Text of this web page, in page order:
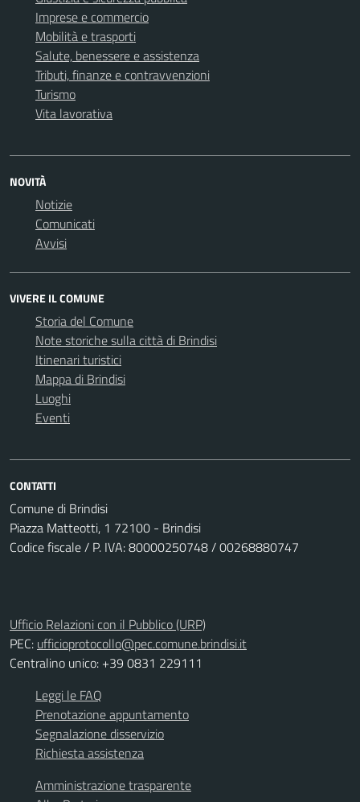
Imprese e commercio
Mobilità e trasporti
Salute, benessere e assistenza
Tributi, finanze e contravvenzioni
Turismo
Vita lavorativa
NOVITÀ
Notizie
Comunicati
Avvisi
VIVERE IL COMUNE
Storia del Comune
Note storiche sulla città di Brindisi
Itinenari turistici
Mappa di Brindisi
Luoghi
Eventi
CONTATTI
Comune di Brindisi
Piazza Matteotti, 1 72100 - Brindisi
Codice fiscale / P. IVA: 80000250748 / 00268880747
Ufficio Relazioni con il Pubblico (URP)
PEC: ufficioprotocollo@pec.comune.brindisi.it
Centralino unico: +39 0831 229111
Leggi le FAQ
Prenotazione appuntamento
Segnalazione disservizio
Richiesta assistenza
Amministrazione trasparente